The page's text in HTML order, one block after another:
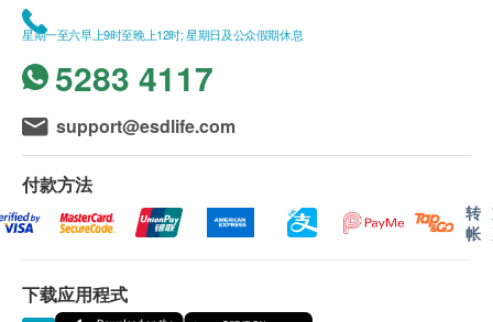
星期一至六早上9时至晚上12时; 星期日及公众假期休息
5283 4117
support@esdlife.com
付款方法
转
帐
下载应用程式